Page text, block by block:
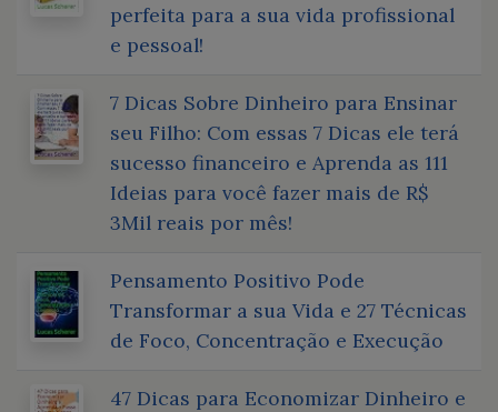
perfeita para a sua vida profissional
e pessoal!
7 Dicas Sobre Dinheiro para Ensinar
seu Filho: Com essas 7 Dicas ele terá
sucesso financeiro e Aprenda as 111
Ideias para você fazer mais de R$
3Mil reais por mês!
Pensamento Positivo Pode
Transformar a sua Vida e 27 Técnicas
de Foco, Concentração e Execução
47 Dicas para Economizar Dinheiro e